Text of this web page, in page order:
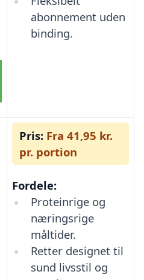
abonnement uden
binding.
Pris: Fra 41,95 kr.
pr. portion
Fordele:
Proteinrige og
næringsrige
måltider.
Retter designet til
sund livsstil og